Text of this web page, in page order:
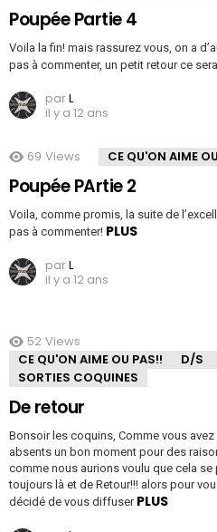
Poupée Partie 4
Voila la fin! mais rassurez vous, on a
pas à commenter, un petit retour ce
parL
il y a 12 ans
69 Views CE QU'ON AIME
Poupée PArtie 2
Voila, comme promis, la suite de
pas à commenter! PLUS
parL
il y a 12 ans
52 Views
CE QU'ON AIME OU PAS!!
D/S
SORTIES COQUINES
De retour
Bonsoir les coquins, Comme vous
absents un bon moment pour des
comme nous aurions voulu que cela
toujours là et de Retour!!! alors pour
décidé de vous diffuser PLUS